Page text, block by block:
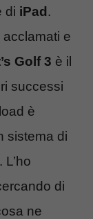
di iPad.
e
Golf 3 è il
successi
è
sistema di
di
ne